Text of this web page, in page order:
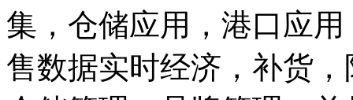
集，仓储应用，港口应
售数据实时经济，补货